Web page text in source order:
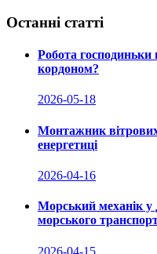
Останні статті
Робота господиньки
кордоном?
2026-05-18
Монтажник вітрових
енергетиці
2026-04-16
Морський механік у
морського
2026-04-15